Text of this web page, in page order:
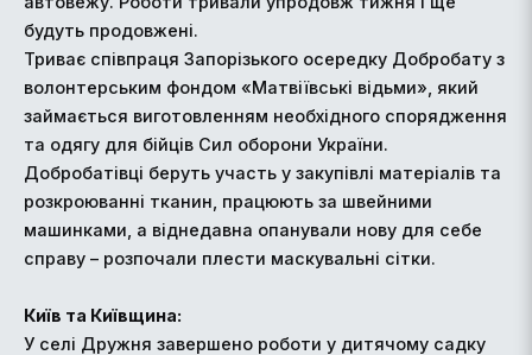
будуть продовжені.
Триває співпраця Запорізького осередку Добробату з
волонтерським фондом «Матвіївські відьми», який
займається виготовленням необхідного спорядження
та одягу для бійців Сил оборони України.
Добробатівці беруть участь у закупівлі матеріалів та
розкроюванні тканин, працюють за швейними
машинками, а віднедавна опанували нову для себе
справу – розпочали плести маскувальні сітки.
Київ та Київщина:
У селі Дружня завершено роботи у дитячому садку